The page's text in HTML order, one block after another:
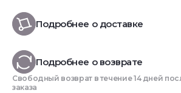
Подробнее о доставке
Подробнее о возврате
Свободный возврат в течение 14 дней
заказа